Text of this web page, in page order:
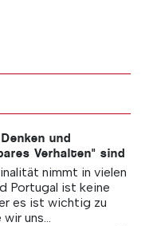
und
Verhalten" sind
Vermeidung von
nimmt in vielen
Portugal ist keine
es ist wichtig zu
uns...